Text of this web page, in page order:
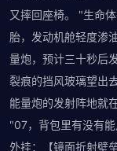
又摔回座椅。 "生命
胎，发动机舱轻度渗
量炮，预计三十秒后
裂痕的挡风玻璃望出
能量炮的发射阵地就
"07，背包里有没有
外挂：【镜面折射壁